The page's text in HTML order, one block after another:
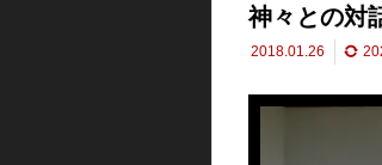
神々との対
2018.01.26